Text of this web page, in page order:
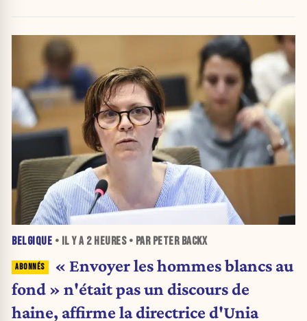
BELGIQUE • IL Y A 2 HEURES• PAR PETER BACKX
« Envoyer les hommes blancs au
fond » n'était pas un discours de
haine, affirme la directrice d'Unia